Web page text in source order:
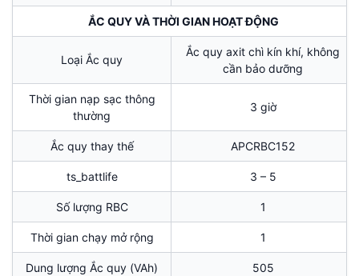
ẮC QUY VÀ THỜI GIAN HOẠT ĐỘNG
Loại Ắc quy
Ắc quy axit chì kín khí, không
cần bảo dưỡng
Thời gian nạp sạc thông
thường
3 giờ
Ắc quy thay thế APCRBC152
ts_battlife 3 – 5
Số lượng RBC 1
Thời gian chạy mở rộng 1
Dung lượng Ắc quy (VAh) 505